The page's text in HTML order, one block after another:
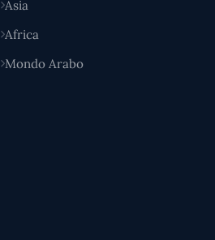
Asia
Africa
Mondo Arabo